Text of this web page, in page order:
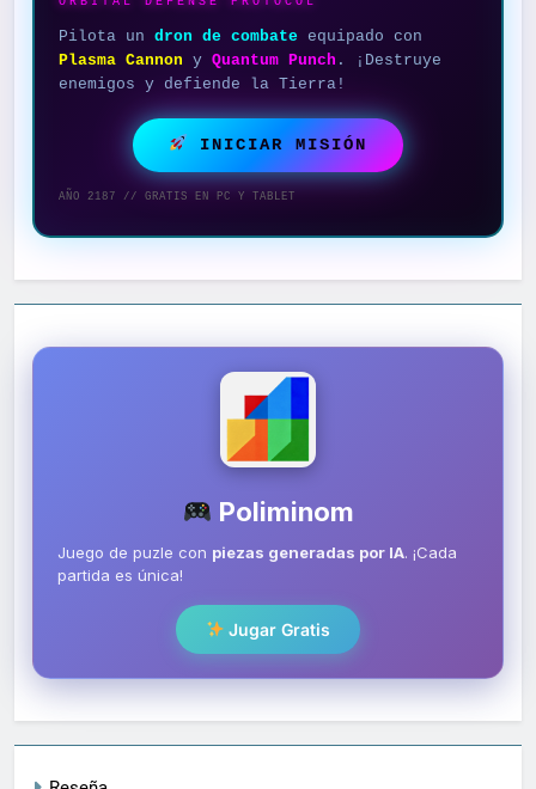
Pilota un dron de combate equipado con
Plasma Cannon y Quantum Punch . ¡Destruye
enemigos y defiende la Tierra!
INICIAR MISIÓN
AÑO 2187 // GRATIS EN PC Y TABLET
Poliminom
Juego de puzle con piezas generadas por IA. ¡Cada
partida es única!
Jugar Gratis